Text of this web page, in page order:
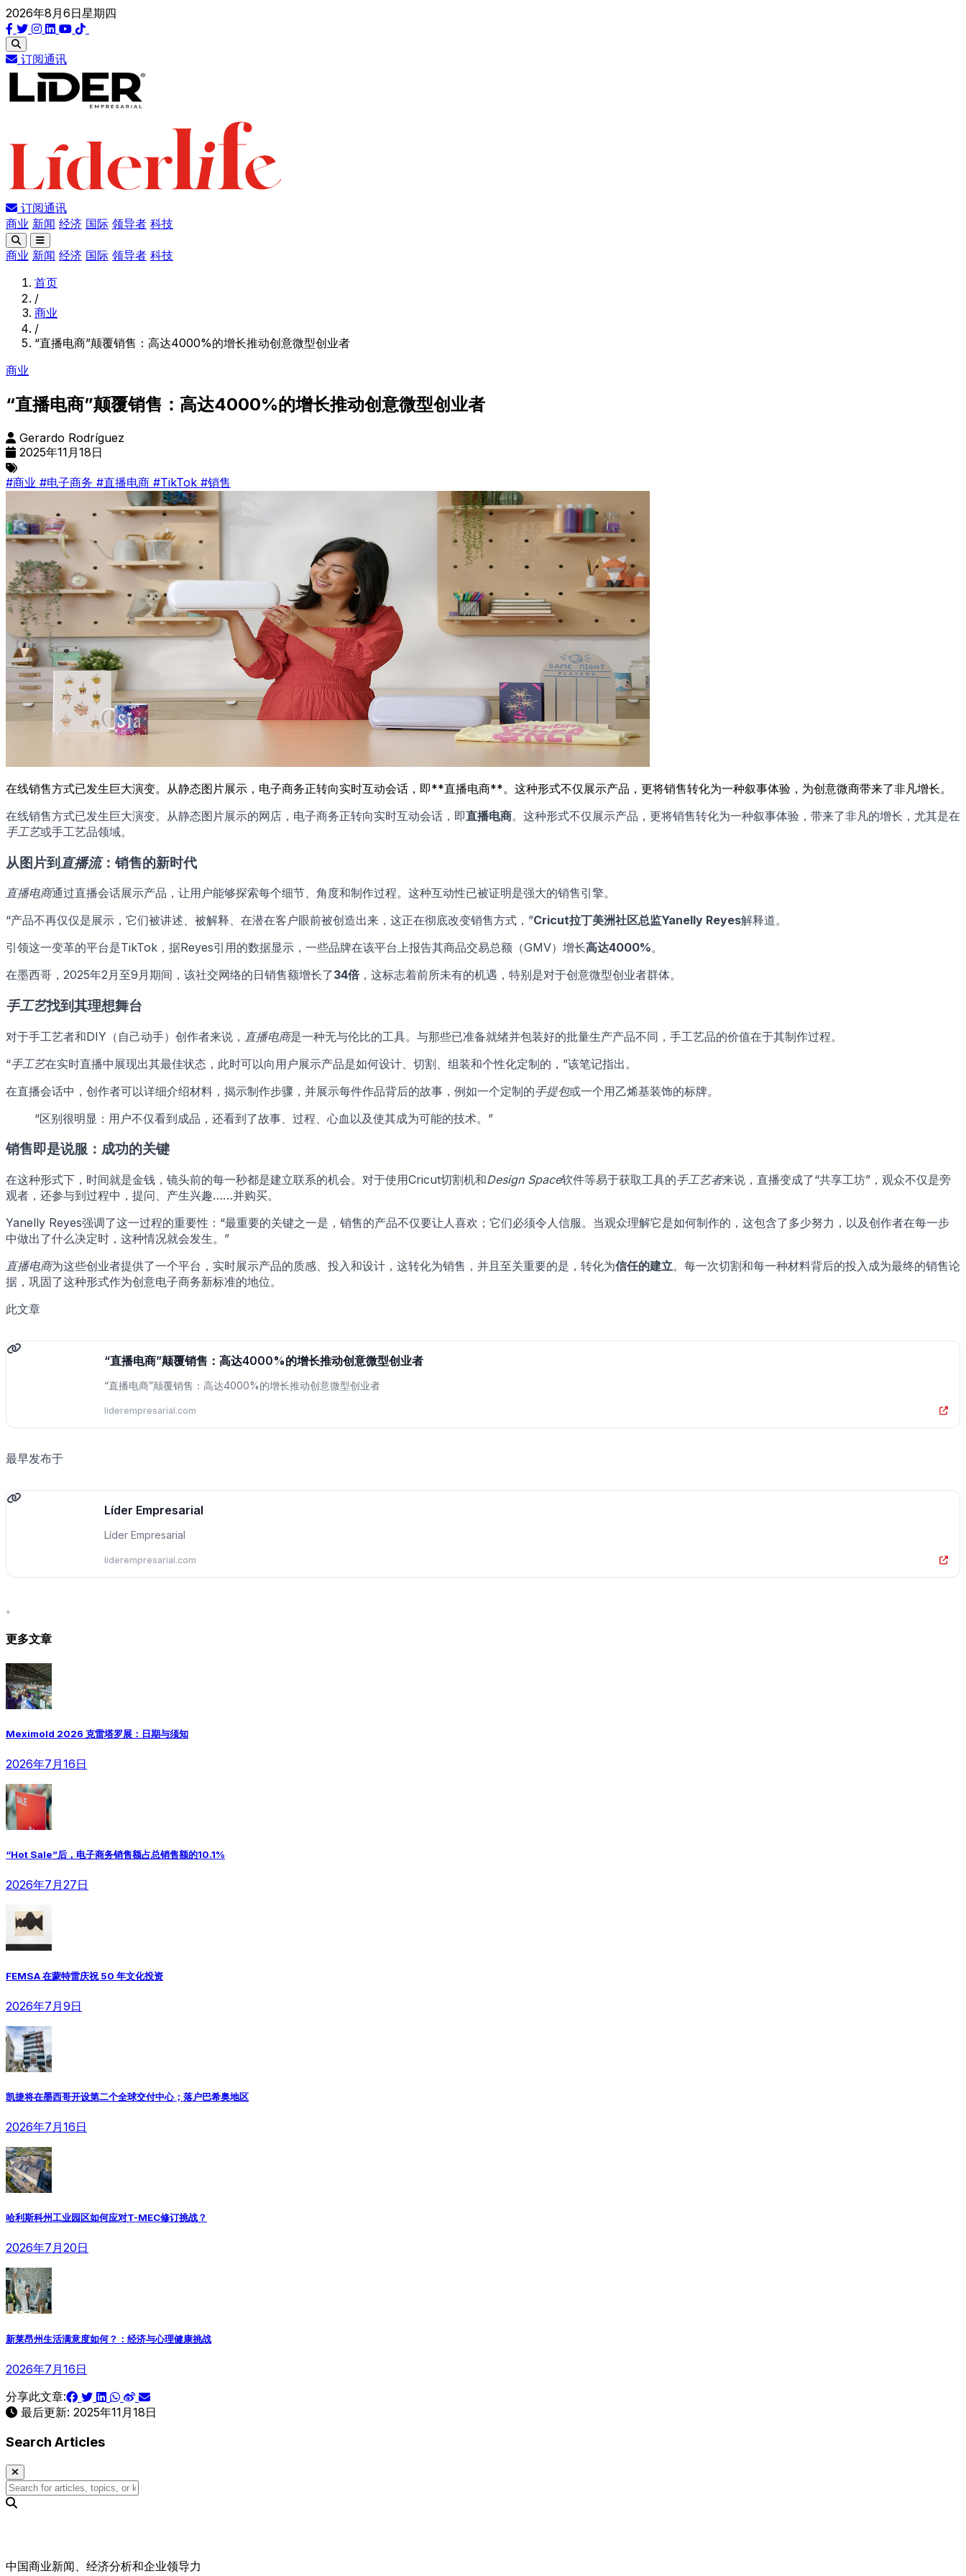
2026年8月6日星期四
订阅通讯
订阅通讯
商业 新闻 经济 国际 领导者 科技
商业 新闻 经济 国际 领导者 科技
首页
/
商业
/
“直播电商”颠覆销售：高达4000%的增长推动创意微型创业者
商业
“直播电商”颠覆销售：高达4000%的增长推动创意微型创业者
Gerardo Rodríguez
2025年11月18日
#商业 #电子商务 #直播电商 #TikTok #销售
在线销售方式已发生巨大演变。从静态图片展示，电子商务正转向实时互动会话，即**直播电商**。这种形式不仅展示产品，更将销售转化为一种叙事体验，为创意微商带来了非凡增长。
在线销售方式已发生巨大演变。从静态图片展示的网店，电子商务正转向实时互动会话，即直播电商。这种形式不仅展示产品，更将销售转化为一种叙事体验，带来了非凡的增长，尤其是在
手工艺或手工艺品领域。
从图片到 直播流：销售的新时代
直播电商通过直播会话展示产品，让用户能够探索每个细节、角度和制作过程。这种互动性已被证明是强大的销售引擎。
“产品不再仅仅是展示，它们被讲述、被解释、在潜在客户眼前被创造出来，这正在彻底改变销售方式，”Cricut拉丁美洲社区总监Yanelly Reyes解释道。
引领这一变革的平台是TikTok，据Reyes引用的数据显示，一些品牌在该平台上报告其商品交易总额（GMV）增长高达4000%。
在墨西哥，2025年2月至9月期间，该社交网络的日销售额增长了34倍，这标志着前所未有的机遇，特别是对于创意微型创业者群体。
手工艺找到其理想舞台
对于手工艺者和DIY（自己动手）创作者来说， 直播电商是一种无与伦比的工具。与那些已准备就绪并包装好的批量生产产品不同，手工艺品的价值在于其制作过程。
“手工艺在实时直播中展现出其最佳状态，此时可以向用户展示产品是如何设计、切割、组装和个性化定制的，”该笔记指出。
在直播会话中，创作者可以详细介绍材料，揭示制作步骤，并展示每件作品背后的故事，例如一个定制的手提包或一个用乙烯基装饰的标牌。
“区别很明显：用户不仅看到成品，还看到了故事、过程、心血以及使其成为可能的技术。”
销售即是说服：成功的关键
在这种形式下，时间就是金钱，镜头前的每一秒都是建立联系的机会。对于使用Cricut切割机和Design Space软件等易于获取工具的手工艺者来说，直播变成了“共享工坊”，观众不仅是旁
观者，还参与到过程中，提问、产生兴趣……并购买。
Yanelly Reyes强调了这一过程的重要性：“最重要的关键之一是，销售的产品不仅要让人喜欢；它们必须令人信服。当观众理解它是如何制作的，这包含了多少努力，以及创作者在每一步
中做出了什么决定时，这种情况就会发生。”
直播电商为这些创业者提供了一个平台，实时展示产品的质感、投入和设计，这转化为销售，并且至关重要的是，转化为信任的建立。每一次切割和每一种材料背后的投入成为最终的销售论
据，巩固了这种形式作为创意电子商务新标准的地位。
此文章
“直播电商”颠覆销售：高达4000%的增长推动创意微型创业者
“直播电商”颠覆销售：高达4000%的增长推动创意微型创业者
liderempresarial.com
最早发布于
Líder Empresarial
Líder Empresarial
liderempresarial.com
。
更多文章
Meximold 2026 克雷塔罗展：日期与须知
2026年7月16日
“Hot Sale”后，电子商务销售额占总销售额的10.1%
2026年7月27日
FEMSA 在蒙特雷庆祝 50 年文化投资
2026年7月9日
凯捷将在墨西哥开设第二个全球交付中心；落户巴希奥地区
2026年7月16日
哈利斯科州工业园区如何应对T-MEC修订挑战？
2026年7月20日
新莱昂州生活满意度如何？：经济与心理健康挑战
2026年7月16日
分享此文章:
最后更新: 2025年11月18日
Search Articles
中国商业新闻、经济分析和企业领导力